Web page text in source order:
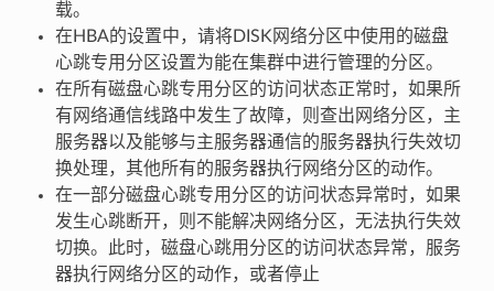
载。
在HBA的设置中，请将DISK网络分区中使用的磁盘
心跳专用分区设置为能在集群中进行管理的分区。
在所有磁盘心跳专用分区的访问状态正常时，如果所
有网络通信线路中发生了故障，则查出网络分区，主
服务器以及能够与主服务器通信的服务器执行失效切
换处理，其他所有的服务器执行网络分区的动作。
在一部分磁盘心跳专用分区的访问状态异常时，如果
发生心跳断开，则不能解决网络分区，无法执行失效
切换。此时，磁盘心跳用分区的访问状态异常，服务
器执行网络分区的动作，或者停止